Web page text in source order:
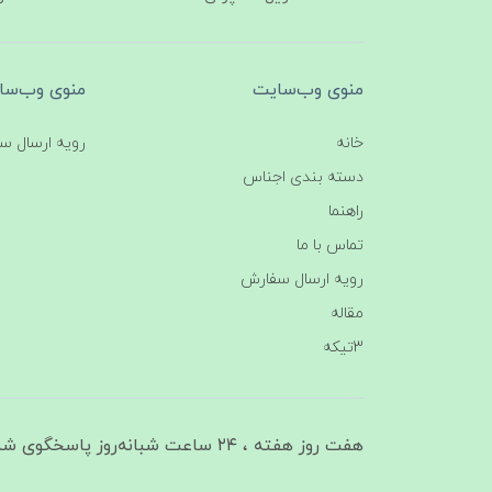
منوی وب‌سایت
خانه
دسته بندی اجناس
راهنما
تماس با ما
رویه ارسال سفارش
مقاله
3تیکه
منوی
رویه ارسال
هفت روز هفته ، ۲۴ ساعت شبانه‌روز پاسخگوی شما هستیم